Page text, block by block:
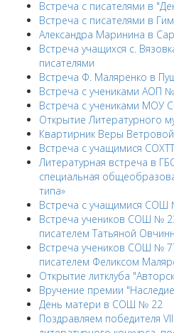
Встреча с писателями в
Встреча с писателями в
Александра Маринина в
Встреча учащихся с.
писателями
Встреча Ф. Маляренко в
Встреча с учениками АОП
Встреча с учениками
Открытие Литературного
Квартирник Веры Ветровой
Встреча с учащимися СОХТТ
Литературная встреча в
специальная
типа»
Встреча с учащимися СОШ
Встреча учеников СОШ №
писателем Татьяной
Встреча учеников СОШ №
писателем Феликсом
Открытие литклуба
Вручение премии
День матери в СОШ № 22
Поздравляем победителя